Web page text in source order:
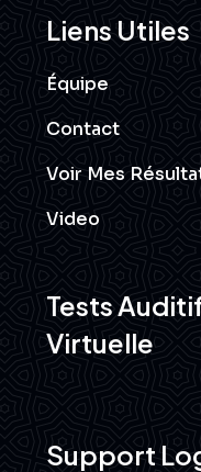
Liens Utiles
Équipe
Contact
Voir Mes
Video
Tests
Virtuelle
Support